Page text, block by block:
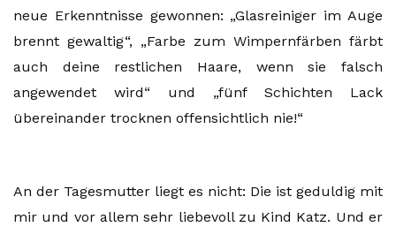
neue Erkenntnisse gewonnen: „Glasreiniger im Auge
brennt gewaltig“, „Farbe zum Wimpernfärben färbt
auch deine restlichen Haare, wenn sie falsch
angewendet wird“ und „fünf Schichten Lack
übereinander trocknen offensichtlich nie!“
An der Tagesmutter liegt es nicht: Die ist geduldig mit
mir und vor allem sehr liebevoll zu Kind Katz. Und er